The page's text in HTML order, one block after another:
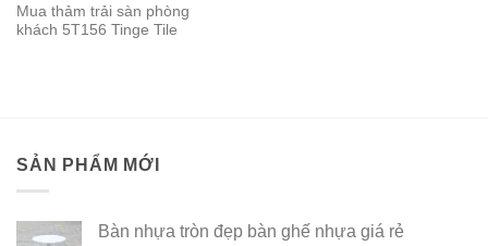
Mua thảm trải sàn phòng
khách 5T156 Tinge Tile
SẢN PHẨM MỚI
Bàn nhựa tròn đẹp bàn ghế nhựa giá rẻ